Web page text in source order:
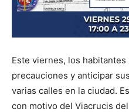
Este viernes, los
precauciones y anticipar
varias calles en la ciudad.
con motivo del Viacrucis